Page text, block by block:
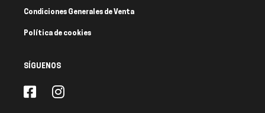
Condiciones Generales de Venta
Política de cookies
SÍGUENOS